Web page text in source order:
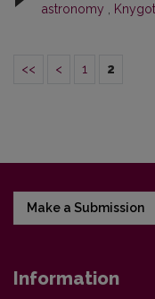
astronomy
<< < 1 2
Make a Submission
Information